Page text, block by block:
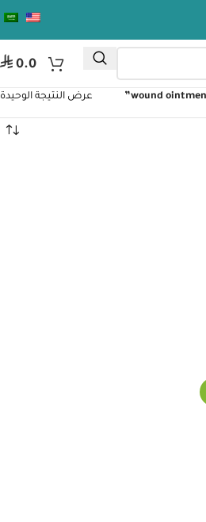
⃁ 0.0
عرض النتيجة الوحيدة